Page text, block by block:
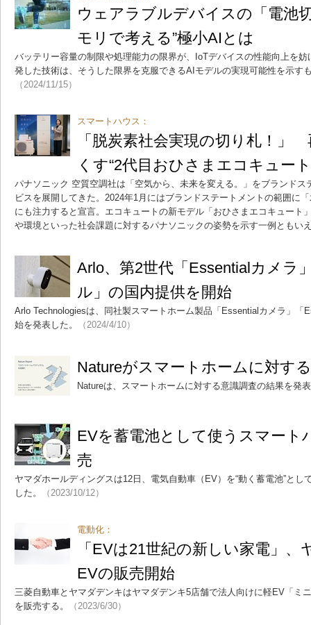
ウェアラブルデバイスの「電池
モリで考える”極小AIとは
バッテリー容量の制限や処理能力の限界が、IoTデバイスの性能向上を
発した技術は、そうした限界を克服できるAIモデルの実現可能性を示す
（2024/11/15）
スマートハウス：
「脱炭素社会実現の切り札！」
くす“2代目おひさまエコキュー
パナソニック 空質空調社は「空気から、未来を変える。」をブランドス
ビスを展開してきた。2024年1月にはブランドステートメントの範囲に
にも注力すると宣言。エコキュートの新モデル「おひさまエコキュート
や環境といった社会課題に対するパナソニックの姿勢を示す一例ともい
Arlo、第2世代「Essentialカメラ
ル」の国内提供を開始
Arlo Technologiesは、同社製スマートホーム製品「Essentialカメラ」「
始を発表した。
（2024/4/10）
Natureがスマートホームに対す
Natureは、スマートホームに対する意識調査の結果を発
EVを蓄電池として使うスマート
売
ヤマダホールディングスは12日、電気自動車（EV）を“動く蓄電池”とし
した。
（2023/10/12）
電動化：
「EVは21世紀の新しい家電」
EVの販売開始
三菱自動車とヤマダデンキはヤマダデンキ5店舗で法人向けに軽EV「ミ
を販売する。
（2023/6/30）